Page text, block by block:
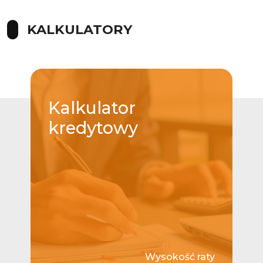
KALKULATORY
Kalkulator
kredytowy
Wysokość raty